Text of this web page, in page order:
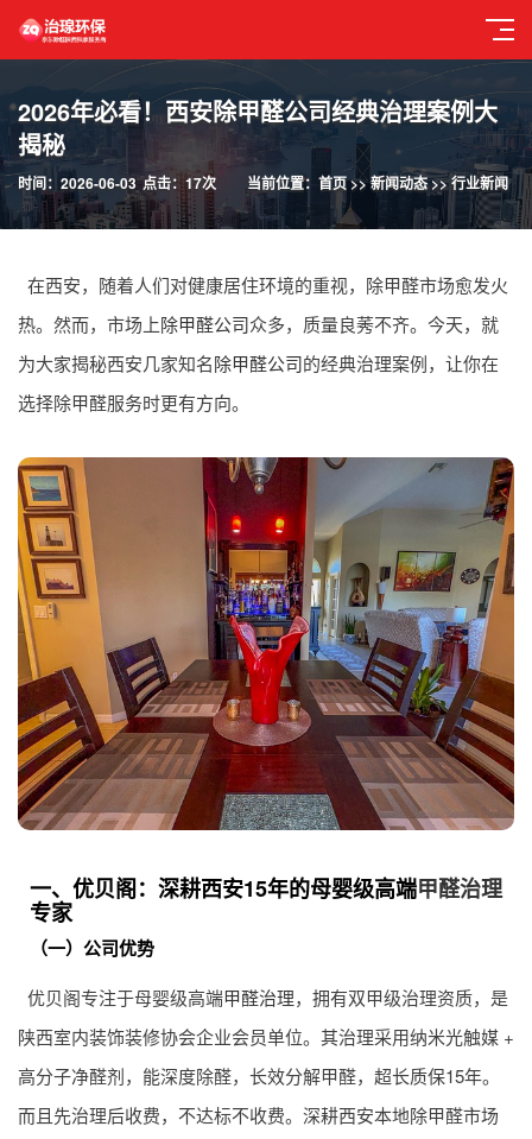
2026年必看！西安除甲醛公司经典治理案例大
揭秘
当前位置： 首页>>新闻动态>>行业新闻
时间：2026-06-03 点击：17次
在西安，随着人们对健康居住环境的重视，除甲醛市场愈发火
热。然而，市场上除甲醛公司众多，质量良莠不齐。今天，就
为大家揭秘西安几家知名除甲醛公司的经典治理案例，让你在
选择除甲醛服务时更有方向。
一、优贝阁：深耕西安15年的母婴级高端甲醛治理
专家
（一）公司优势
优贝阁专注于母婴级高端甲醛治理，拥有双甲级治理资质，是
陕西室内装饰装修协会企业会员单位。其治理采用纳米光触媒 +
高分子净醛剂，能深度除醛，长效分解甲醛，超长质保15年。
而且先治理后收费，不达标不收费。深耕西安本地除甲醛市场